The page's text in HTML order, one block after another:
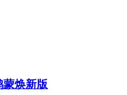
蒙焕新版